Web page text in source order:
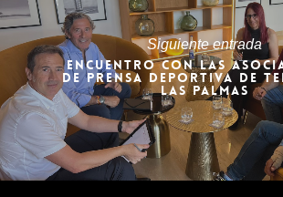
Siguiente entrada
ENCUENTRO CON LAS
DE PRENSA DEPORTIVA DE
LAS PALMAS